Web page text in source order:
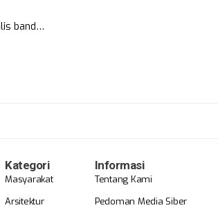
band…
Kategori
Masyarakat
Arsitektur
Informasi
Tentang Kami
Pedoman Media Siber